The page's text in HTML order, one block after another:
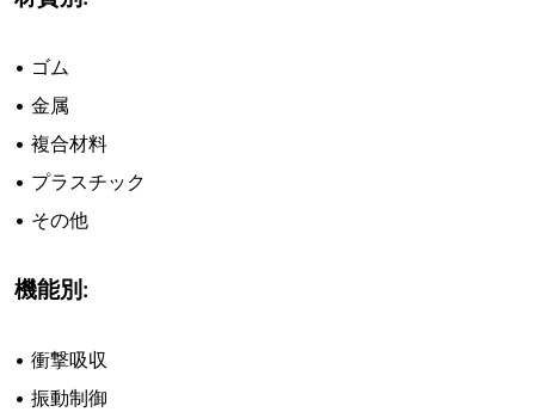
• ゴム
• 金属
• 複合材料
• プラスチック
• その他
機能別:
• 衝撃吸収
• 振動制御